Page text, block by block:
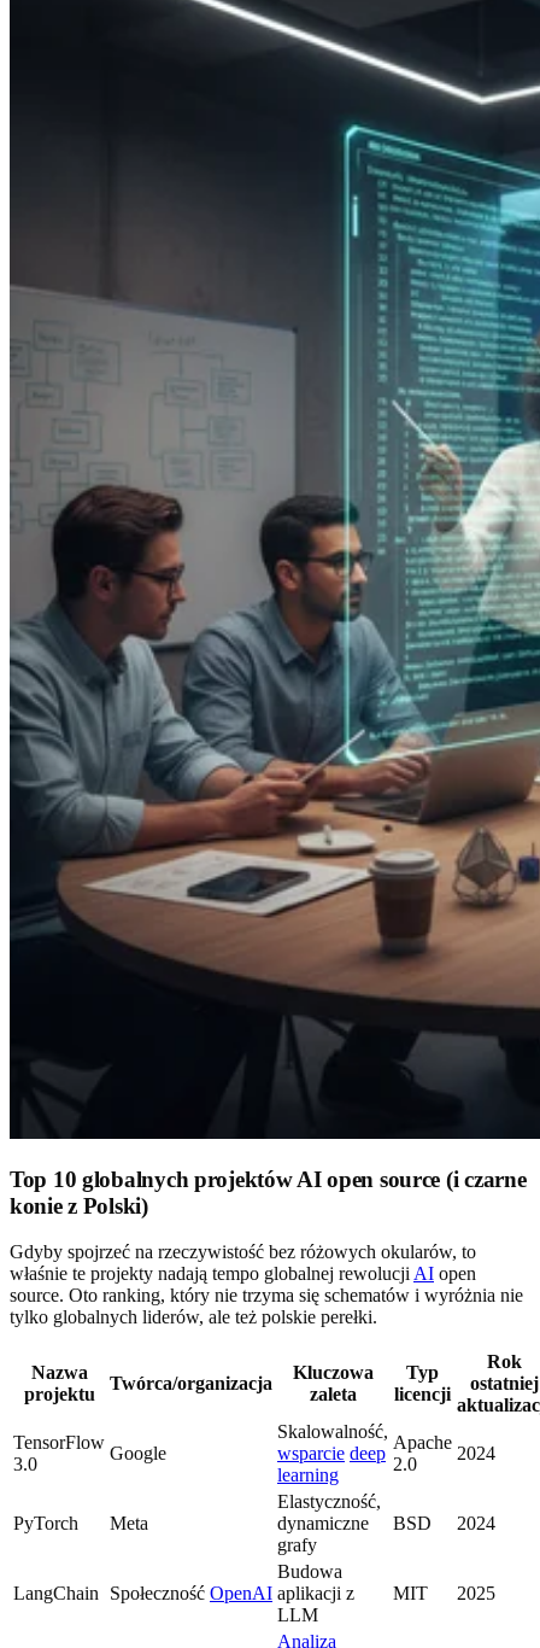
Top 10 globalnych projektów AI open source (i czarne
konie z Polski)
Gdyby spojrzeć na rzeczywistość bez różowych okularów, to
właśnie te projekty nadają tempo globalnej rewolucji AI open
source. Oto ranking, który nie trzyma się schematów i wyróżnia nie
tylko globalnych liderów, ale też polskie perełki.
Nazwa
projektu
Twórca/organizacja
Kluczowa
zaleta
Typ
licencji
Rok
ostatniej
TensorFlow
3.0
Google
Skalowalność,
wsparcie deep
learning
Apache
2.0
2024
PyTorch Meta
Elastyczność,
dynamiczne
grafy
BSD 2024
LangChain Społeczność OpenAI
Budowa
aplikacji z
LLM
MIT 2025
Analiza